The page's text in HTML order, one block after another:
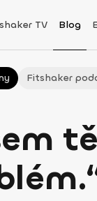
TV Blog
Fitshaker